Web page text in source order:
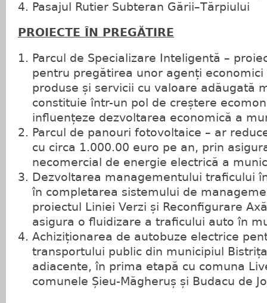
Pasajul Rutier Subteran Gării–Tărpiului
PROIECTE ÎN PREGĂTIRE
Parcul de Specializare Inteligentă –
pentru pregătirea unor agenți
produse și servicii cu valoare adăugată
constituie într-un pol de creștere
influențeze dezvoltarea economică a
Parcul de panouri fotovoltaice – ar
cu circa 1.000.00 euro pe an, prin
necomercial de energie electrică a
Dezvoltarea managementului traficului
în completarea sistemului de
proiectul Liniei Verzi și Reconfigurare
asigura o fluidizare a traficului auto în
Achiziționarea de autobuze electrice
transportului public din municipiul
adiacente, în prima etapă cu comuna
comunele Șieu-Măgheruș și Budacu de